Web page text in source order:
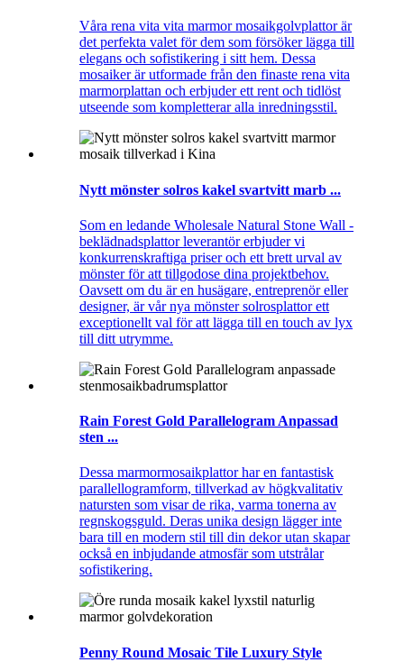
Våra rena vita vita marmor mosaikgolvplattor är
det perfekta valet för dem som försöker lägga till
elegans och sofistikering i sitt hem. Dessa
mosaiker är utformade från den finaste rena vita
marmorplattan och erbjuder ett rent och tidlöst
utseende som kompletterar alla inredningsstil.
Nytt mönster solros kakel svartvitt marb ...
Som en ledande Wholesale Natural Stone Wall -
beklädnadsplattor leverantör erbjuder vi
konkurrenskraftiga priser och ett brett urval av
mönster för att tillgodose dina projektbehov.
Oavsett om du är en husägare, entreprenör eller
designer, är vår nya mönster solrosplattor ett
exceptionellt val för att lägga till en touch av lyx
till ditt utrymme.
Rain Forest Gold Parallelogram Anpassad
sten ...
Dessa marmormosaikplattor har en fantastisk
parallellogramform, tillverkad av högkvalitativ
natursten som visar de rika, varma tonerna av
regnskogsguld. Deras unika design lägger inte
bara till en modern stil till din dekor utan skapar
också en inbjudande atmosfär som utstrålar
sofistikering.
Penny Round Mosaic Tile Luxury Style